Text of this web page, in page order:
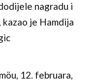
nagradu i
je Hamdija
12. februara,